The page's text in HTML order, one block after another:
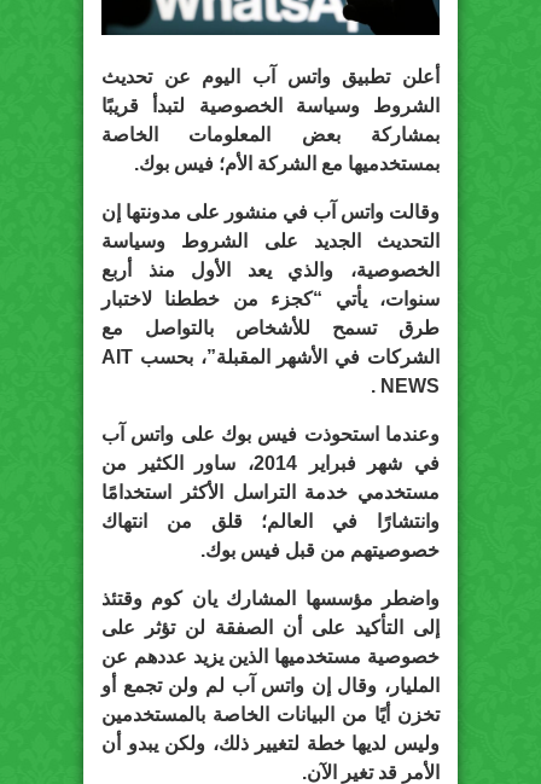
أعلن تطبيق واتس آب اليوم عن تحديث
الشروط وسياسة الخصوصية لتبدأ قريبًا
بمشاركة بعض المعلومات الخاصة
بمستخدميها مع الشركة الأم؛ فيس بوك.
وقالت واتس آب في منشور على مدونتها إن
التحديث الجديد على الشروط وسياسة
الخصوصية، والذي يعد الأول منذ أربع
سنوات، يأتي “كجزء من خططنا لاختبار
طرق تسمح للأشخاص بالتواصل مع
الشركات في الأشهر المقبلة”، بحسب AIT
NEWS .
وعندما استحوذت فيس بوك على واتس آب
في شهر فبراير 2014، ساور الكثير من
مستخدمي خدمة التراسل الأكثر استخدامًا
وانتشارًا في العالم؛ قلق من انتهاك
خصوصيتهم من قبل فيس بوك.
واضطر مؤسسها المشارك يان كوم وقتئذ
إلى التأكيد على أن الصفقة لن تؤثر على
خصوصية مستخدميها الذين يزيد عددهم عن
المليار، وقال إن واتس آب لم ولن تجمع أو
تخزن أيًا من البيانات الخاصة بالمستخدمين
وليس لديها خطة لتغيير ذلك، ولكن يبدو أن
الأمر قد تغير الآن.